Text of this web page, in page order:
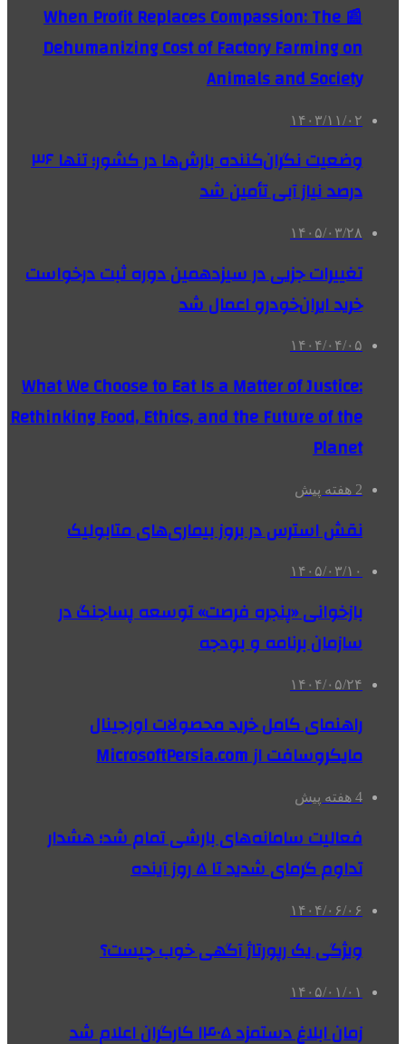
📰 When Profit Replaces Compassion: The
Dehumanizing Cost of Factory Farming on
Animals and Society
۱۴۰۳/۱۱/۰۲
وضعیت نگران‌کننده بارش‌ها در کشور؛ تنها ۳۶
درصد نیاز آبی تأمین شد
۱۴۰۵/۰۳/۲۸
تغییرات جزیی در سیزدهمین دوره ثبت درخواست
خرید ایران‌خودرو اعمال شد
۱۴۰۴/۰۴/۰۵
What We Choose to Eat Is a Matter of Justice:
Rethinking Food, Ethics, and the Future of the
Planet
2 هفته پیش
نقش استرس در بروز بیماری‌های متابولیک
۱۴۰۵/۰۳/۱۰
بازخوانی «پنجره فرصت» توسعه پساجنگ در
سازمان برنامه و بودجه
۱۴۰۴/۰۵/۲۴
راهنمای کامل خرید محصولات اورجینال
مایکروسافت از MicrosoftPersia.com
4 هفته پیش
فعالیت سامانه‌های بارشی تمام شد؛ هشدار
تداوم گرمای شدید تا ۵ روز آینده
۱۴۰۴/۰۶/۰۶
ویژگی یک رپورتاژ آگهی خوب چیست؟
۱۴۰۵/۰۱/۰۱
زمان ابلاغ دستمزد ۱۴۰۵ کارگران اعلام شد